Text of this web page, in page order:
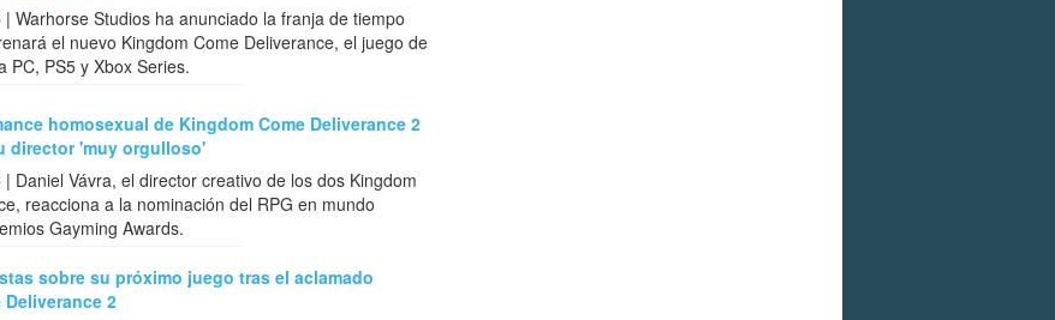
| Warhorse Studios ha anunciado la franja de tiempo
el nuevo Kingdom Come Deliverance, el juego de
PC, PS5 y Xbox Series.
homosexual de Kingdom Come Deliverance 2
director 'muy orgulloso'
| Daniel Vávra, el director creativo de los dos Kingdom
reacciona a la nominación del RPG en mundo
Gayming Awards.
sobre su próximo juego tras el aclamado
2